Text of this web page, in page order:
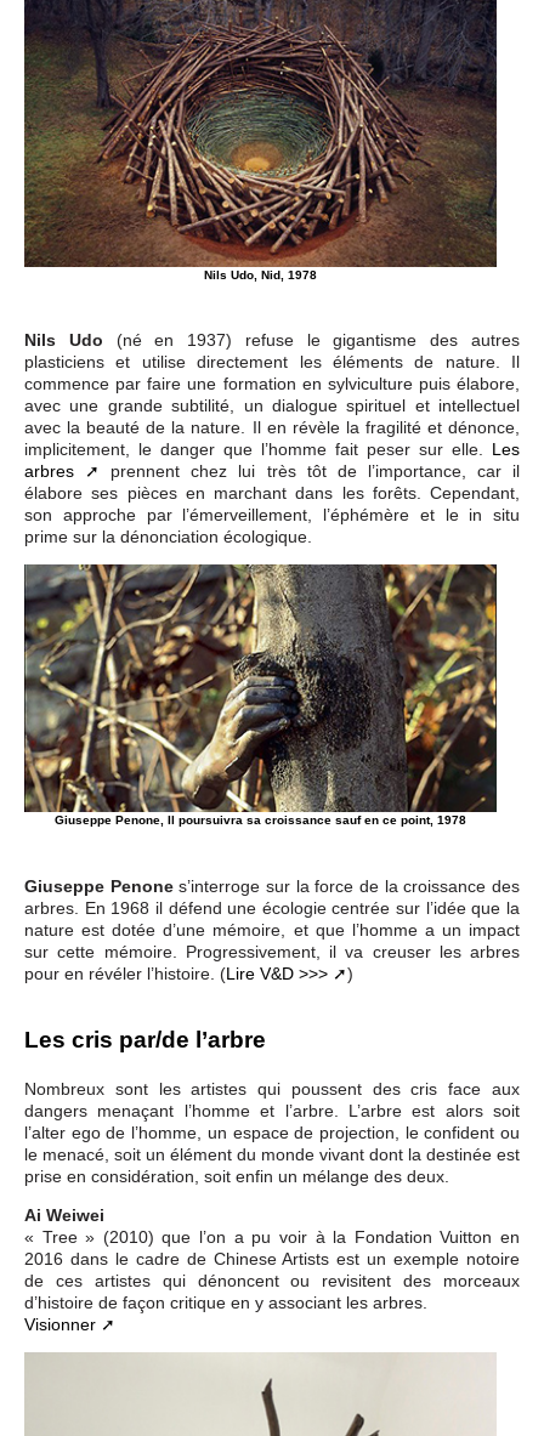
Nils Udo, Nid, 1978
Nils Udo (né en 1937) refuse le gigantisme des autres
plasticiens et utilise directement les éléments de nature. Il
commence par faire une formation en sylviculture puis élabore,
avec une grande subtilité, un dialogue spirituel et intellectuel
avec la beauté de la nature. Il en révèle la fragilité et dénonce,
implicitement, le danger que l’homme fait peser sur elle. Les
arbres
prennent chez lui très tôt de l’importance, car il
élabore ses pièces en marchant dans les forêts. Cependant,
son approche par l’émerveillement, l’éphémère et le in situ
prime sur la dénonciation écologique.
Giuseppe Penone, Il poursuivra sa croissance sauf en ce point, 1978
Giuseppe Penones’interroge sur la force de la croissance des
arbres. En 1968 il défend une écologie centrée sur l’idée que la
nature est dotée d’une mémoire, et que l’homme a un impact
sur cette mémoire. Progressivement, il va creuser les arbres
pour en révéler l’histoire. (Lire V&D >>> )
Les cris par/de l’arbre
Nombreux sont les artistes qui poussent des cris face aux
dangers menaçant l’homme et l’arbre. L’arbre est alors soit
l’alter ego de l’homme, un espace de projection, le confident ou
le menacé, soit un élément du monde vivant dont la destinée est
prise en considération, soit enfin un mélange des deux.
Ai Weiwei
« Tree » (2010) que l’on a pu voir à la Fondation Vuitton en
2016 dans le cadre de Chinese Artists est un exemple notoire
de ces artistes qui dénoncent ou revisitent des morceaux
d’histoire de façon critique en y associant les arbres.
Visionner